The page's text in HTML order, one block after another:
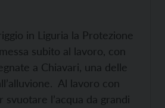
in Liguria la Protezione
subito al lavoro, con
a Chiavari, una delle
Al lavoro con
svuotare l’acqua da grandi